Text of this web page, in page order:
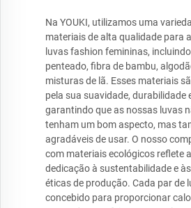
Na YOUKI, utilizamos uma
materiais de alta qualidade para
luvas fashion femininas,
penteado, fibra de bambu,
misturas de lã. Esses materiais
pela sua suavidade, durabilidade
garantindo que as nossas luvas
tenham um bom aspecto, mas
agradáveis de usar. O nosso
com materiais ecológicos reflete
dedicação à sustentabilidade e
éticas de produção. Cada par de
concebido para proporcionar